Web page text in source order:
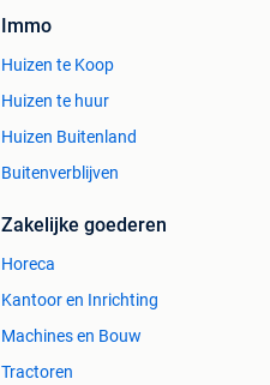
Immo
Huizen te Koop
Huizen te huur
Huizen Buitenland
Buitenverblijven
Zakelijke goederen
Horeca
Kantoor en Inrichting
Machines en Bouw
Tractoren